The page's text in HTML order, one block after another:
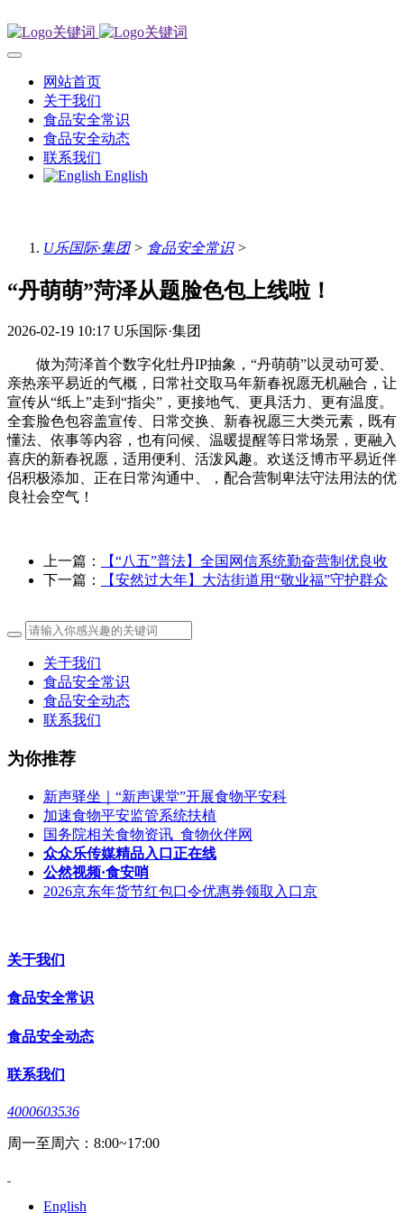
网站首页
关于我们
食品安全常识
食品安全动态
联系我们
English
U乐国际·集团> 食品安全常识>
“丹萌萌”菏泽从题脸色包上线啦！
2026-02-19 10:17 U乐国际·集团
做为菏泽首个数字化牡丹IP抽象，“丹萌萌”以灵动可爱、
亲热亲平易近的气概，日常社交取马年新春祝愿无机融合，让
宣传从“纸上”走到“指尖”，更接地气、更具活力、更有温度。
全套脸色包容盖宣传、日常交换、新春祝愿三大类元素，既有
懂法、依事等内容，也有问候、温暖提醒等日常场景，更融入
喜庆的新春祝愿，适用便利、活泼风趣。欢送泛博市平易近伴
侣积极添加、正在日常沟通中、，配合营制卑法守法用法的优
良社会空气！
上一篇：
【“八五”普法】全国网信系统勤奋营制优良收
下一篇：
【安然过大年】大沽街道用“敬业福”守护群众
关于我们
食品安全常识
食品安全动态
联系我们
为你推荐
新声驿坐｜“新声课堂”开展食物平安科
加速食物平安监管系统扶植
国务院相关食物资讯_食物伙伴网
众众乐传媒精品入口正在线
公然视频·食安哨
2026京东年货节红包口令优惠券领取入口京
关于我们
食品安全常识
食品安全动态
联系我们
4000603536
周一至周六：8:00~17:00
English